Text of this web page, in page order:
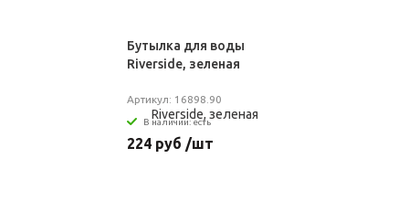
Бутылка для воды
Riverside, зеленая
Артикул: 16898.90
В наличии: есть
224 руб /шт